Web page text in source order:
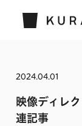
2024.04.01
映像ディレ
連記事